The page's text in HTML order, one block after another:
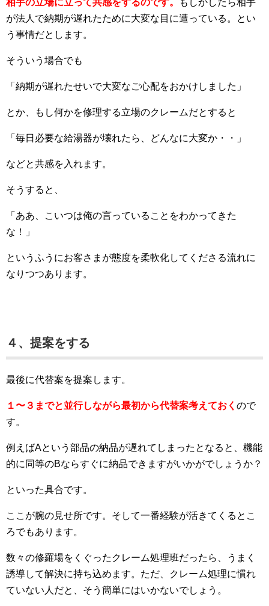
相手の立場に立って共感をするのです。
もしかしたら相手
が法人で納期が遅れたために大変な目に遭っている。とい
う事情だとします。
そういう場合でも
「納期が遅れたせいで大変なご心配をおかけしました」
とか、もし何かを修理する立場のクレームだとすると
「毎日必要な給湯器が壊れたら、どんなに大変か・・」
などと共感を入れます。
そうすると、
「ああ、こいつは俺の言っていることをわかってきた
な！」
というふうにお客さまが態度を柔軟化してくださる流れに
なりつつあります。
４、提案をする
最後に代替案を提案します。
１〜３までと並行しながら最初から代替案考えておく ので
す。
例えばAという部品の納品が遅れてしまったとなると、機能
的に同等のBならすぐに納品できますがいかがでしょうか？
といった具合です。
ここが腕の見せ所です。そして一番経験が活きてくるとこ
ろでもあります。
数々の修羅場をくぐったクレーム処理班だったら、うまく
誘導して解決に持ち込めます。ただ、クレーム処理に慣れ
ていない人だと、そう簡単にはいかないでしょう。